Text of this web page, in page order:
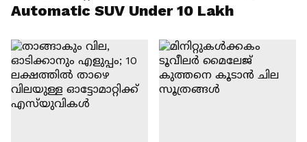
Automatic SUV Under 10 Lakh